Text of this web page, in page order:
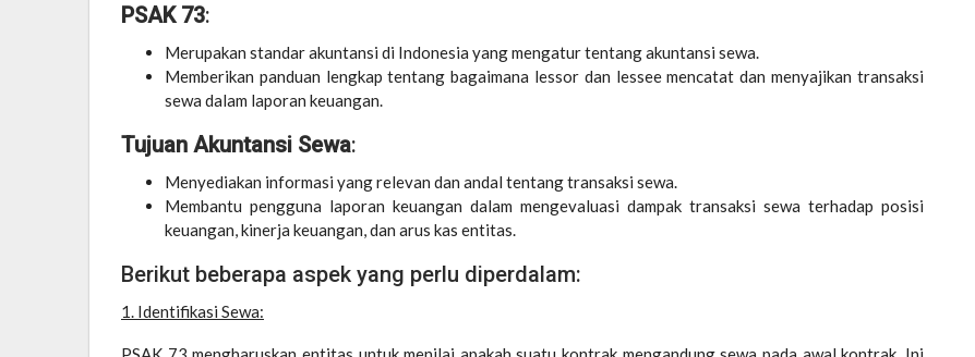
PSAK 73:
Merupakan standar akuntansi di Indonesia yang mengatur tentang akuntansi sewa.
Memberikan panduan lengkap tentang bagaimana lessor dan lessee mencatat dan menyajikan transaksi
sewa dalam laporan keuangan.
Tujuan Akuntansi Sewa:
Menyediakan informasi yang relevan dan andal tentang transaksi sewa.
Membantu pengguna laporan keuangan dalam mengevaluasi dampak transaksi sewa terhadap posisi
keuangan, kinerja keuangan, dan arus kas entitas.
Berikut beberapa aspek yang perlu diperdalam:
1. Identifikasi Sewa: